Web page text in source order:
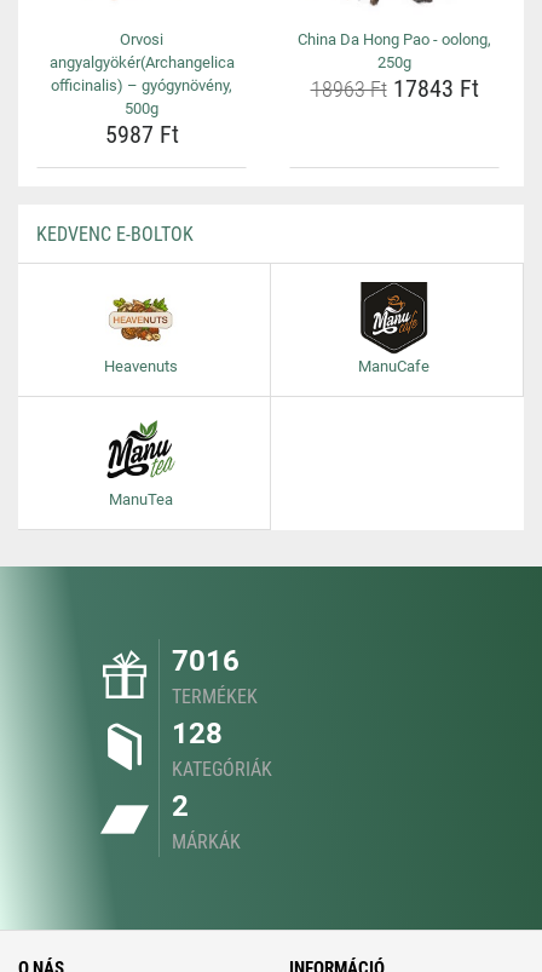
Orvosi
angyalgyökér(Archangelica
officinalis) – gyógynövény,
500g
5987 Ft
China Da Hong Pao - oolong,
250g
18963 Ft17843 Ft
KEDVENC E-BOLTOK
Heavenuts ManuCafe
ManuTea
7016
TERMÉKEK
128
KATEGÓRIÁK
2
MÁRKÁK